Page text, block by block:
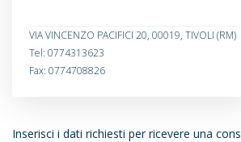
Inserisci i dati richiesti per ricevere una
VIA VINCENZO PACIFICI 20, 00019, TIVOLI (RM)
Tel: 0774313623
Fax: 0774708826